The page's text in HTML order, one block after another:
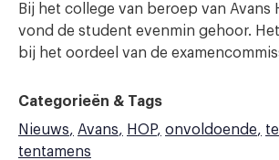
Bij het college van beroep van Avans
vond de student evenmin gehoor.
bij het oordeel van de
Categorieën & Tags
Nieuws
Avans HOP onvoldoende
tentamens